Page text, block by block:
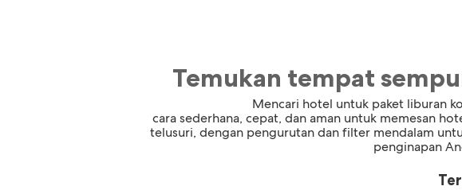
Temukan tempat
Mencari hotel untuk paket liburan
cara sederhana, cepat, dan aman untuk memesan
telusuri, dengan pengurutan dan filter mendalam
penginapan